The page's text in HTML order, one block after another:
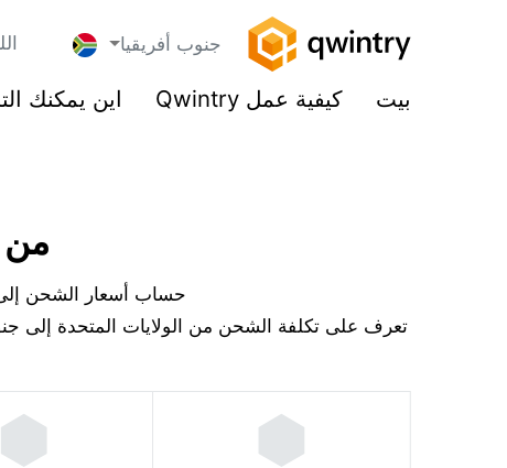
جنوب أفريقيا
بيت كيفية عمل Qwintry اين يمكنك
من
حساب أسعار الشحن إلى
تعرف على تكلفة الشحن من الولايات المتحدة إلى